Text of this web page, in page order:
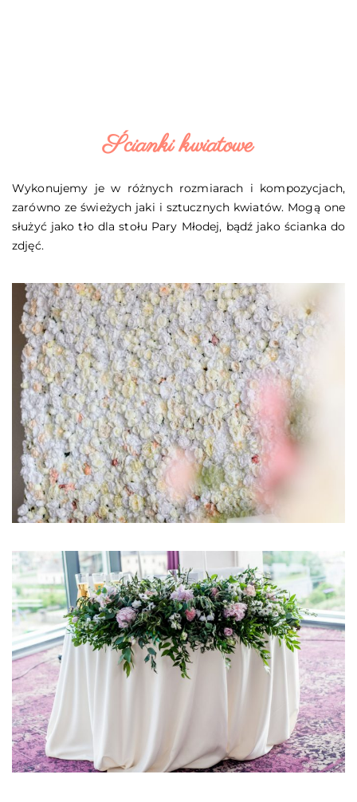
Ścianki kwiatowe
Wykonujemy je w różnych rozmiarach i kompozycjach,
zarówno ze świeżych jaki i sztucznych kwiatów. Mogą one
służyć jako tło dla stołu Pary Młodej, bądź jako ścianka do
zdjęć.